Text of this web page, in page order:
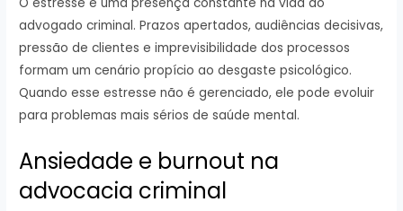
advogado criminal. Prazos apertados, audiências decisivas,
pressão de clientes e imprevisibilidade dos processos
formam um cenário propício ao desgaste psicológico.
Quando esse estresse não é gerenciado, ele pode evoluir
para problemas mais sérios de saúde mental.
Ansiedade e burnout na
advocacia criminal